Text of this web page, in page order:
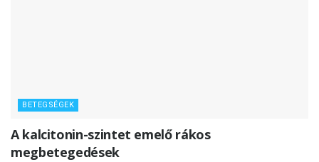
BETEGSÉGEK
A kalcitonin-szintet emelő rákos
megbetegedések